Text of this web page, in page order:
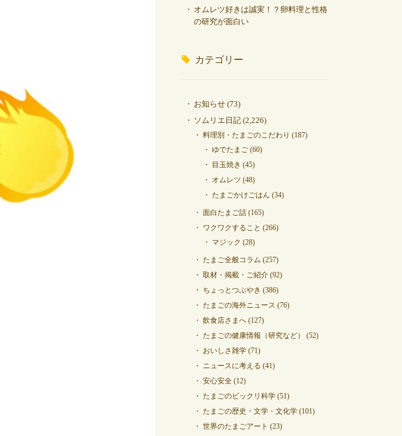
オムレツ好きは誠実！？卵料理と性格
の研究が面白い
カテゴリー
お知らせ (73)
ソムリエ日記 (2,226)
料理別・たまごのこだわり (187)
ゆでたまご (60)
目玉焼き (45)
オムレツ (48)
たまごかけごはん (34)
面白たまご話 (165)
ワクワクすること (266)
マジック (28)
たまご全般コラム (257)
取材・掲載・ご紹介 (92)
ちょっとつぶやき (386)
たまごの海外ニュース (76)
飲食店さまへ (127)
たまごの健康情報（研究など）
(52)
おいしさ雑学 (71)
ニュースに考える (41)
安心安全 (12)
たまごのビックリ科学 (51)
たまごの歴史・文学・文化学 (101)
世界のたまごアート (23)